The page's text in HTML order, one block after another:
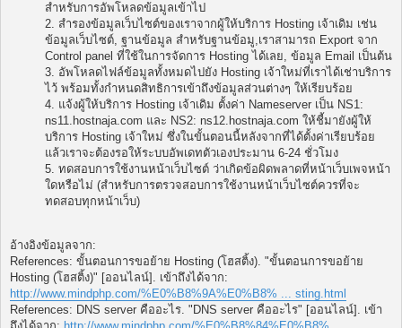
สำหรับการอัพโหลดข้อมูลเข้าไป
2. สำรองข้อมูลเว็บไซต์ของเราจากผู้ให้บริการ Hosting เจ้าเดิม เช่น
ข้อมูลเว็บไซต์, ฐานข้อมูล สำหรับฐานข้อมู,เราสามารถ Export จาก
Control panel ที่ใช้ในการจัดการ Hosting ได้เลย, ข้อมูล Email เป็นต้น
3. อัพโหลดไฟล์ข้อมูลทั้งหมดไปยัง Hosting เจ้าใหม่ที่เราได้เช่าบริการ
ไว้ พร้อมทั้งกำหนดสิทธิการเข้าถึงข้อมูลส่วนต่างๆ ให้เรียบร้อย
4. แจ้งผู้ให้บริการ Hosting เจ้าเดิม ตั้งค่า Nameserver เป็น NS1:
ns11.hostnaja.com และ NS2: ns12.hostnaja.com ให้ชี้มายังผู้ให้
บริการ Hosting เจ้าใหม่ ซึ่งในขั้นตอนนี้หลังจากที่ได้ตั้งค่าเรียบร้อย
แล้วเราจะต้องรอให้ระบบอัพเดทตัวเองประมาน 6-24 ชั่วโมง
5. ทดสอบการใช้งานหน้าเว็บไซต์ ว่าเกิดข้อผิดพลาดที่หน้าเว็บเพจหน้า
ใดหรือไม่ (สำหรับการตรวจสอบการใช้งานหน้าเว็บไซต์ควรที่จะ
ทดสอบทุกหน้าเว็บ)
อ้างอิงข้อมูลจาก:
References: ขั้นตอนการขอย้าย Hosting (โฮสติ้ง). "ขั้นตอนการขอย้าย
Hosting (โฮสติ้ง)" [ออนไลน์]. เข้าถึงได้จาก:
http://www.mindphp.com/%E0%B8%9A%E0%B8% ... sting.html
References: DNS server คืออะไร. "DNS server คืออะไร" [ออนไลน์]. เข้า